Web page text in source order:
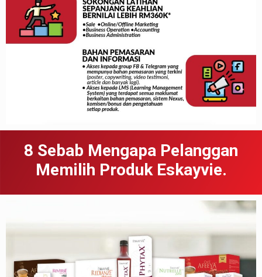
8 Sebab Mengapa Pelanggan
Memilih Produk Eskayvie.